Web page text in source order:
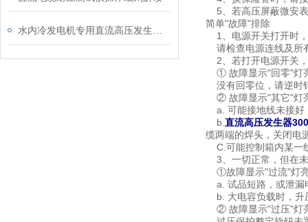
5、若高压屏蔽微安表
简单"故障"排除
1、电源开关打开时
请检查电源连线及所
2、若打开电源开关
① 故障显示"回零"灯
没有回零位，请逆时
② 故障显示"其它"灯
a. 可能接地线未接好
b. 直流高压发生器
缆两端的焊头，关闭电
C.可能控制箱内某一
3、一切正常，但在
①故障显示"过流"灯
a. 试品短路，或泄漏
b. 大电容负载时，升
② 故障显示"过压"灯